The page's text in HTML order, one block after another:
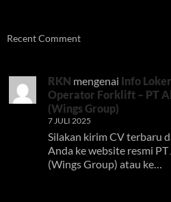
Recent Comment
RKN mengenai Info
Operator Forklift – PT
(Wings Group)
7 JULI 2025
Silakan kirim CV terbaru
Anda ke website resmi
(Wings Group) atau ke…